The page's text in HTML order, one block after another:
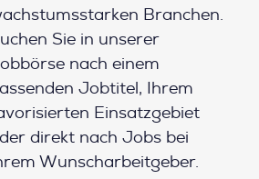
Branchen.
Sie in unserer
nach einem
Jobtitel, Ihrem
Einsatzgebiet
direkt nach Jobs bei
Wunscharbeitgeber.